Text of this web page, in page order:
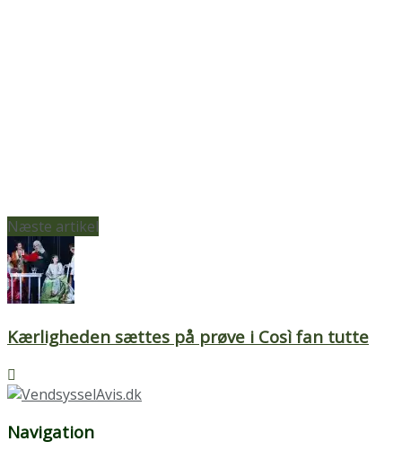
Næste artikel
Kærligheden sættes på prøve i Così fan tutte
Navigation